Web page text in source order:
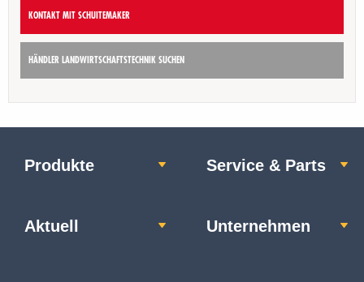
KONTAKT MIT SCHUITEMAKER
HÄNDLER LANDWIRTSCHAFTSTECHNIK SUCHEN
Produkte Service & Parts
Aktuell Unternehmen